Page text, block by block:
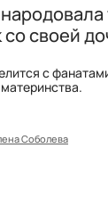
своей
с
материнства.
Соболева